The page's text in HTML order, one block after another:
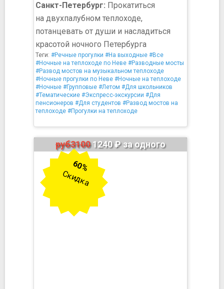
Санкт-Петербург: Прокатиться
на двухпалубном теплоходе,
потанцевать от души и насладиться
красотой ночного Петербурга
Теги: #Речные прогулки #На выходные #Все
#Ночные на теплоходе по Неве #Разводные мосты
#Развод мостов на музыкальном теплоходе
#Ночные прогулки по Неве #Ночные на теплоходе
#Ночные #Групповые #Летом #Для школьников
#Тематические #Экспресс-экскурсии #Для
пенсионеров #Для студентов #Развод мостов на
теплоходе #Прогулки на теплоходе
руб31001240 ₽ за одного
60%
Скидка